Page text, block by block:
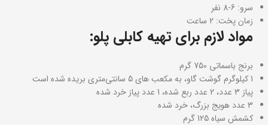
سرو: 6-8 نفر
زمان پخت: 2 ساعت
مواد لازم برای تهیه کابلی پلو:
برنج باسماتی 750 گرم
1 کیلوگرم گوشت گاو، به مکعب های 5 سانتی‌متری بریده شده است
پیاز 3 عدد، 2 عدد ربع شده، 1 عدد پیاز خرد شده
3 عدد هویج بزرگ، خرد شده
کشمش سیاه 125 گرم